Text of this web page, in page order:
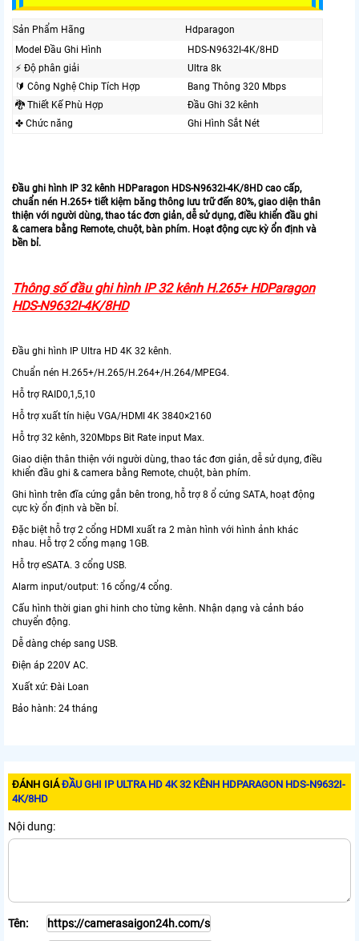
Sản Phẩm Hãng
Hdparagon
Model Đầu Ghi Hình
HDS-N9632I-4K/8HD
️⚡ Độ phân giải
Ultra 8k
🔰 Công Nghệ Chip Tích Hợp
Bang Thông 320 Mbps
🐉️ Thiết Kế Phù Hợp
Đầu Ghi 32 kênh
✤ Chức năng
Ghi Hình Sắt Nét
Đầu ghi hình IP 32 kênh HDParagon HDS-N9632I-4K/8HD cao cấp,
chuẩn nén H.265+ tiết kiệm băng thông lưu trữ đến 80%, giao diện thân
thiện với người dùng, thao tác đơn giản, dễ sử dụng, điều khiển đầu ghi
& camera bằng Remote, chuột, bàn phím. Hoạt động cực kỳ ổn định và
bền bỉ.
Thông số đầu ghi hình IP 32 kênh H.265+ HDParagon
HDS-N9632I-4K/8HD
Đầu ghi hình IP Ultra HD 4K 32 kênh.
Chuẩn nén H.265+/H.265/H.264+/H.264/MPEG4.
Hỗ trợ RAID0,1,5,10
Hỗ trợ xuất tín hiệu VGA/HDMI 4K 3840×2160
Hỗ trợ 32 kênh, 320Mbps Bit Rate input Max.
Giao diện thân thiện với người dùng, thao tác đơn giản, dễ sử dụng, điều
khiển đầu ghi & camera bằng Remote, chuột, bàn phím.
Ghi hình trên đĩa cứng gắn bên trong, hỗ trợ 8 ổ cứng SATA, hoạt động
cực kỳ ổn định và bền bỉ.
Đặc biệt hỗ trợ 2 cổng HDMI xuất ra 2 màn hình với hình ảnh khác
nhau. Hỗ trợ 2 cổng mạng 1GB.
Hỗ trợ eSATA. 3 cổng USB.
Alarm input/output: 16 cổng/4 cổng.
Cấu hình thời gian ghi hinh cho từng kênh. Nhận dạng và cảnh báo
chuyển động.
Dễ dàng chép sang USB.
Điện áp 220V AC.
Xuất xứ: Đài Loan
Bảo hành: 24 tháng
ĐÁNH GIÁĐẦU GHI IP ULTRA HD 4K 32 KÊNH HDPARAGON HDS-N9632I-
4K/8HD
Nội dung:
Tên: